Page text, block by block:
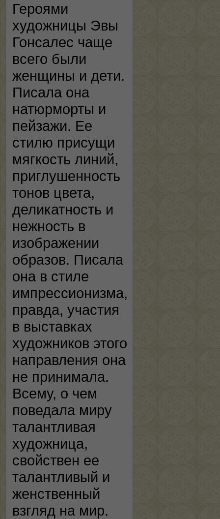
Героями
художницы Эвы
Гонсалес чаще
всего были
женщины и дети.
Писала она
натюрморты и
пейзажи. Ее
стилю присущи
мягкость линий,
приглушенность
тонов цвета,
деликатность и
нежность в
изображении
образов. Писала
она в стиле
импрессионизма,
правда, участия
в выставках
художников этого
направления она
не принимала.
Всему, о чем
поведала миру
талантливая
художница,
свойствен ее
талантливый и
женственный
взгляд на мир.